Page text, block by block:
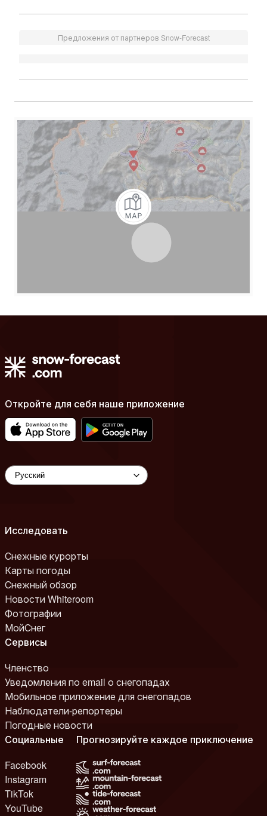
Предложения от партнеров Snow-Forecast
Откройте для себя наше приложение
Исследовать
Снежные курорты
Карты погоды
Снежный обзор
Новости Whiteroom
Фотографии
МойСнег
Сервисы
Членство
Уведомления по email о снегопадах
Мобильное приложение для снегопадов
Наблюдатели-репортеры
Погодные новости
Социальные
Facebook
Instagram
TikTok
YouTube
Прогнозируйте каждое приключение